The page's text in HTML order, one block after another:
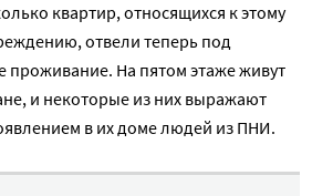
квартир, относящихся к этому
отвели теперь под
проживание. На пятом этаже живут
и некоторые из них выражают
в их доме людей из ПНИ.